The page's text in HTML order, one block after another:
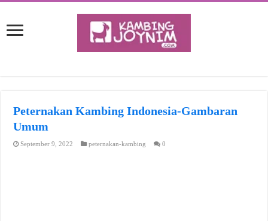
Peternakan Kambing Indonesia-Gambaran
Umum
September 9, 2022 peternakan-kambing 0